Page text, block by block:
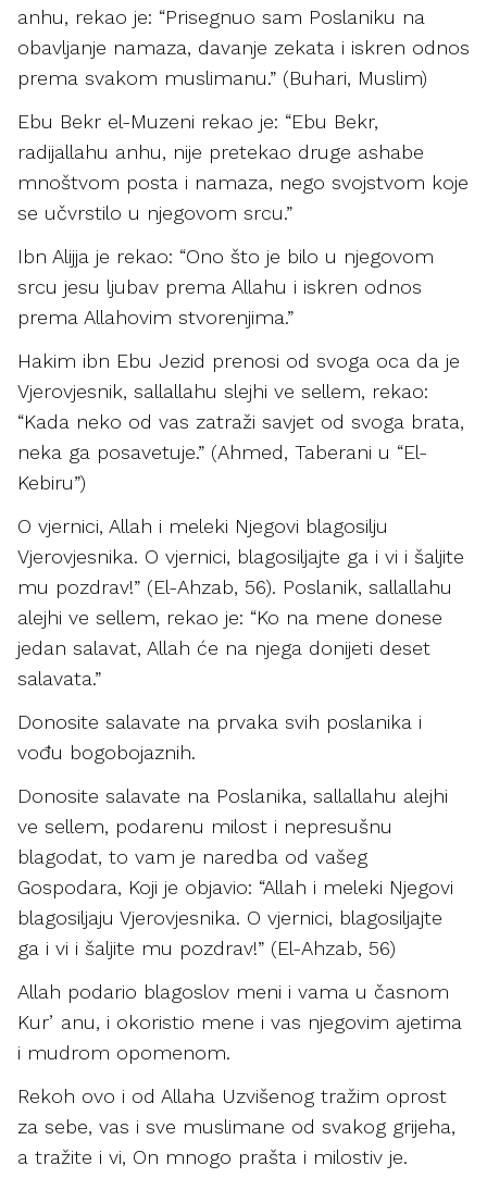
anhu, rekao je: “Prisegnuo sam Poslaniku na
obavljanje namaza, davanje zekata i iskren odnos
prema svakom muslimanu.” (Buhari, Muslim)
Ebu Bekr el-Muzeni rekao je: “Ebu Bekr,
radijallahu anhu, nije pretekao druge ashabe
mnoštvom posta i namaza, nego svojstvom koje
se učvrstilo u njegovom srcu.”
Ibn Alijja je rekao: “Ono što je bilo u njegovom
srcu jesu ljubav prema Allahu i iskren odnos
prema Allahovim stvorenjima.”
Hakim ibn Ebu Jezid prenosi od svoga oca da je
Vjerovjesnik, sallallahu slejhi ve sellem, rekao:
“Kada neko od vas zatraži savjet od svoga brata,
neka ga posavetuje.” (Ahmed, Taberani u “El-
Kebiru”)
O vjernici, Allah i meleki Njegovi blagosilju
Vjerovjesnika. O vjernici, blagosiljajte ga i vi i šaljite
mu pozdrav!” (El-Ahzab, 56). Poslanik, sallallahu
alejhi ve sellem, rekao je: “Ko na mene donese
jedan salavat, Allah će na njega donijeti deset
salavata.”
Donosite salavate na prvaka svih poslanika i
vođu bogobojaznih.
Donosite salavate na Poslanika, sallallahu alejhi
ve sellem, podarenu milost i nepresušnu
blagodat, to vam je naredba od vašeg
Gospodara, Koji je objavio: “Allah i meleki Njegovi
blagosiljaju Vjerovjesnika. O vjernici, blagosiljajte
ga i vi i šaljite mu pozdrav!” (El-Ahzab, 56)
Allah podario blagoslov meni i vama u časnom
Kurʼanu, i okoristio mene i vas njegovim ajetima
i mudrom opomenom.
Rekoh ovo i od Allaha Uzvišenog tražim oprost
za sebe, vas i sve muslimane od svakog grijeha,
a tražite i vi, On mnogo prašta i milostiv je.